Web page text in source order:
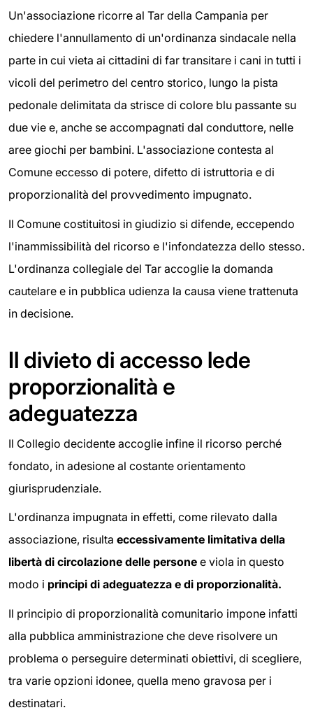
Un'associazione ricorre al Tar della Campania per
chiedere l'annullamento di un'ordinanza sindacale nella
parte in cui vieta ai cittadini di far transitare i cani in tutti i
vicoli del perimetro del centro storico, lungo la pista
pedonale delimitata da strisce di colore blu passante su
due vie e, anche se accompagnati dal conduttore, nelle
aree giochi per bambini. L'associazione contesta al
Comune eccesso di potere, difetto di istruttoria e di
proporzionalità del provvedimento impugnato.
Il Comune costituitosi in giudizio si difende, eccependo
l'inammissibilità del ricorso e l'infondatezza dello stesso.
L'ordinanza collegiale del Tar accoglie la domanda
cautelare e in pubblica udienza la causa viene trattenuta
in decisione.
Il divieto di accesso lede
proporzionalità e
adeguatezza
Il Collegio decidente accoglie infine il ricorso perché
fondato, in adesione al costante orientamento
giurisprudenziale.
L'ordinanza impugnata in effetti, come rilevato dalla
associazione, risulta eccessivamente limitativa della
libertà di circolazione delle persone e viola in questo
modo i principi di adeguatezza e di proporzionalità.
Il principio di proporzionalità comunitario impone infatti
alla pubblica amministrazione che deve risolvere un
problema o perseguire determinati obiettivi, di scegliere,
tra varie opzioni idonee, quella meno gravosa per i
destinatari.